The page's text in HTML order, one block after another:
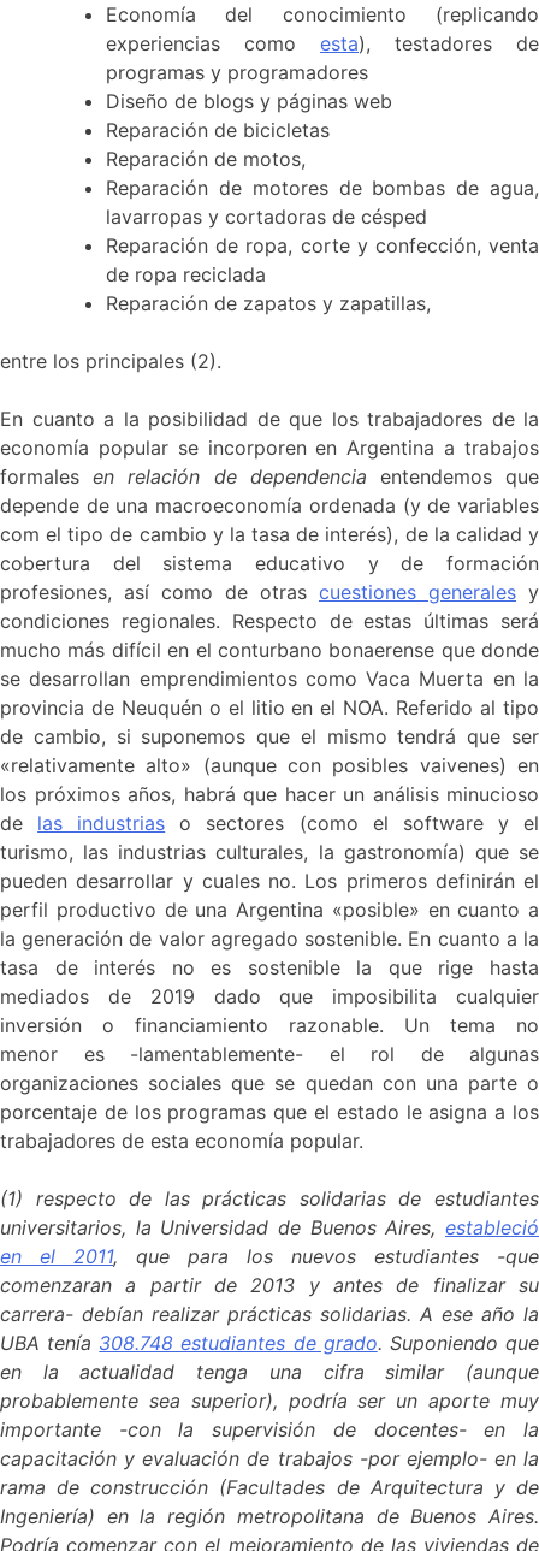
Economía del conocimiento (replicando
experiencias como esta), testadores de
programas y programadores
Diseño de blogs y páginas web
Reparación de bicicletas
Reparación de motos,
Reparación de motores de bombas de agua,
lavarropas y cortadoras de césped
Reparación de ropa, corte y confección, venta
de ropa reciclada
Reparación de zapatos y zapatillas,
entre los principales (2).
En cuanto a la posibilidad de que los trabajadores de la
economía popular se incorporen en Argentina a trabajos
formalesen relación de dependencia entendemos que
depende de una macroeconomía ordenada (y de variables
com el tipo de cambio y la tasa de interés), de la calidad y
cobertura del sistema educativo y de formación
profesiones, así como de otras cuestiones generales y
condiciones regionales. Respecto de estas últimas será
mucho más difícil en el conturbano bonaerense que donde
se desarrollan emprendimientos como Vaca Muerta en la
provincia de Neuquén o el litio en el NOA. Referido al tipo
de cambio, si suponemos que el mismo tendrá que ser
«relativamente alto» (aunque con posibles vaivenes) en
los próximos años, habrá que hacer un análisis minucioso
de las industrias o sectores (como el software y el
turismo, las industrias culturales, la gastronomía) que se
pueden desarrollar y cuales no. Los primeros definirán el
perfil productivo de una Argentina «posible» en cuanto a
la generación de valor agregado sostenible. En cuanto a la
tasa de interés no es sostenible la que rige hasta
mediados de 2019 dado que imposibilita cualquier
inversión o financiamiento razonable. Un tema no
menor es -lamentablemente- el rol de algunas
organizaciones sociales que se quedan con una parte o
porcentaje de los programas que el estado le asigna a los
trabajadores de esta economía popular.
(1) respecto de las prácticas solidarias de estudiantes
universitarios, la Universidad de Buenos Aires, estableció
en el 2011, que para los nuevos estudiantes -que
comenzaran a partir de 2013 y antes de finalizar su
carrera- debían realizar prácticas solidarias. A ese año la
UBA tenía 308.748 estudiantes de grado. Suponiendo que
en la actualidad tenga una cifra similar (aunque
probablemente sea superior), podría ser un aporte muy
importante -con la supervisión de docentes- en la
capacitación y evaluación de trabajos -por ejemplo- en la
rama de construcción (Facultades de Arquitectura y de
Ingeniería) en la región metropolitana de Buenos Aires.
Podría comenzar con el mejoramiento de las viviendas de